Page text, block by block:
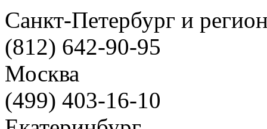
Санкт-Петербург и
(812) 642-90-95
Москва
(499) 403-16-10